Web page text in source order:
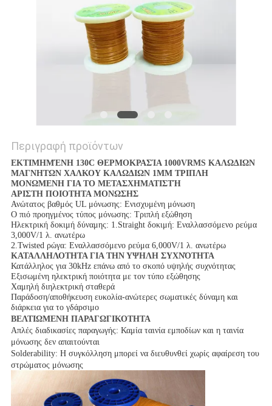
Περιγραφή προϊόντων
ΕΚΤΙΜΗΜΈΝΗ 130C ΘΕΡΜΟΚΡΑΣΊΑ 1000VRMS ΚΑΛΩΔΙΩΝ
ΜΑΓΝΗΤΩΝ ΧΑΛΚΟΥ ΚΑΛΩΔΙΩΝ 1MM ΤΡΙΠΛΗ
ΜΟΝΩΜΕΝΗ ΓΙΑ ΤΟ ΜΕΤΑΣΧΗΜΑΤΙΣΤΉ
ΑΡΙΣΤΗ ΠΟΙΟΤΗΤΑ ΜΟΝΩΣΗΣ
Ανώτατος βαθμός UL μόνωσης: Ενισχυμένη μόνωση
Ο πιό προηγμένος τύπος μόνωσης: Τριπλή εξώθηση
Ηλεκτρική δοκιμή δύναμης: 1.Straight δοκιμή: Εναλλασσόμενο ρεύμα
3,000V/1 λ. ανωτέρω
2.Twisted ρώγα: Εναλλασσόμενο ρεύμα 6,000V/1 λ. ανωτέρω
ΚΑΤΑΛΛΗΛΟΤΗΤΑ ΓΙΑ ΤΗΝ ΥΨΗΛΗ ΣΥΧΝΌΤΗΤΑ
Κατάλληλος για 30kHz επάνω από το σκοπό υψηλής συχνότητας
Εξισωμένη ηλεκτρική ποιότητα με τον τύπο εξώθησης
Χαμηλή διηλεκτρική σταθερά
Παράδοση/αποθήκευση ευκολία-ανώτερες σωματικές δύναμη και
διάρκεια για το γδάρσιμο
ΒΕΛΤΙΩΜΕΝΗ ΠΑΡΑΓΩΓΙΚΟΤΗΤΑ
Απλές διαδικασίες παραγωγής: Καμία ταινία εμποδίων και η ταινία
μόνωσης δεν απαιτούνται
Solderability: Η συγκόλληση μπορεί να διευθυνθεί χωρίς αφαίρεση του
στρώματος μόνωσης